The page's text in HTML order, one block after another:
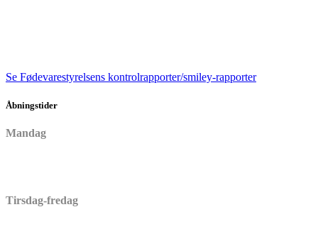
Se Fødevarestyrelsens kontrolrapporter/smiley-rapporter
Åbningstider
Mandag
Tirsdag-fredag